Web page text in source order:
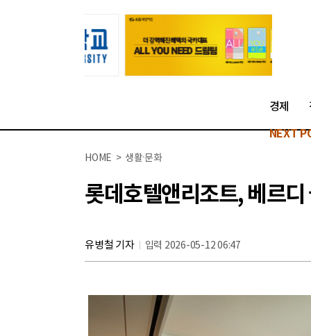
경제
NEXT
HOME > 생활·문화
롯데호텔앤리조트, 베르
유병철 기자 입력 2026-05-12 06:47